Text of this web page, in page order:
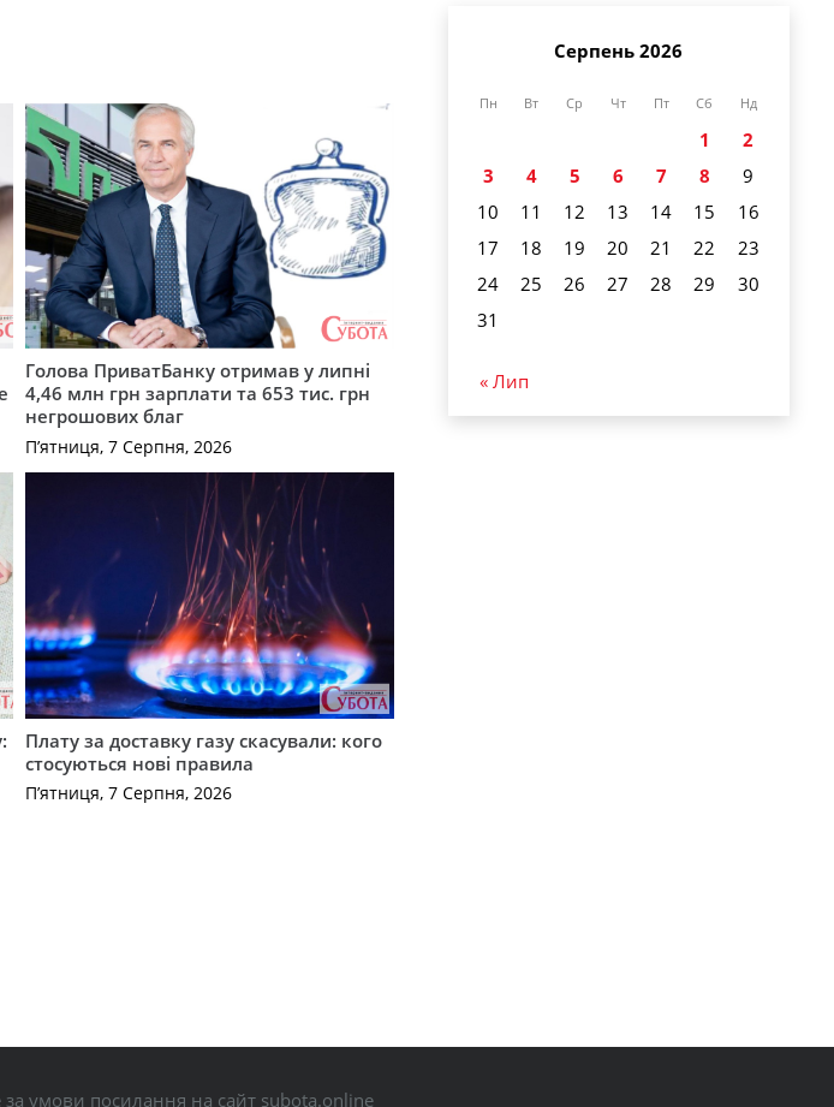
Голова ПриватБанку отримав у липні
4,46 млн грн зарплати та 653 тис. грн
негрошових благ
П’ятниця, 7 Серпня, 2026
Плату за доставку газу скасували: кого
стосуються нові правила
П’ятниця, 7 Серпня, 2026
Серпень 2026
Пн Вт Ср Чт Пт Сб Нд
1
2
3
4 5 6 7 8
9
10
11 12 13 14 15
16
17
18 19 20 21 22
23
24
25 26 27 28 29
30
31
« Лип
умови посилання на сайт subota.online